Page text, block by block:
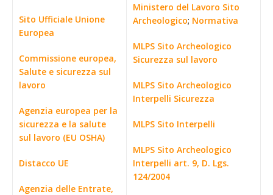
Sito Ufficiale Unione
Europea
Commissione europea,
Salute e sicurezza sul
lavoro
Agenzia europea per la
sicurezza e la salute
sul lavoro (EU OSHA)
Distacco UE
Agenzia delle Entrate,
Ministero del Lavoro Sito
Archeologico; Normativa
MLPS Sito Archeologico
Sicurezza sul lavoro
MLPS Sito Archeologico
Interpelli Sicurezza
MLPS Sito Interpelli
MLPS Sito Archeologico
Interpelli art. 9, D. Lgs.
124/2004